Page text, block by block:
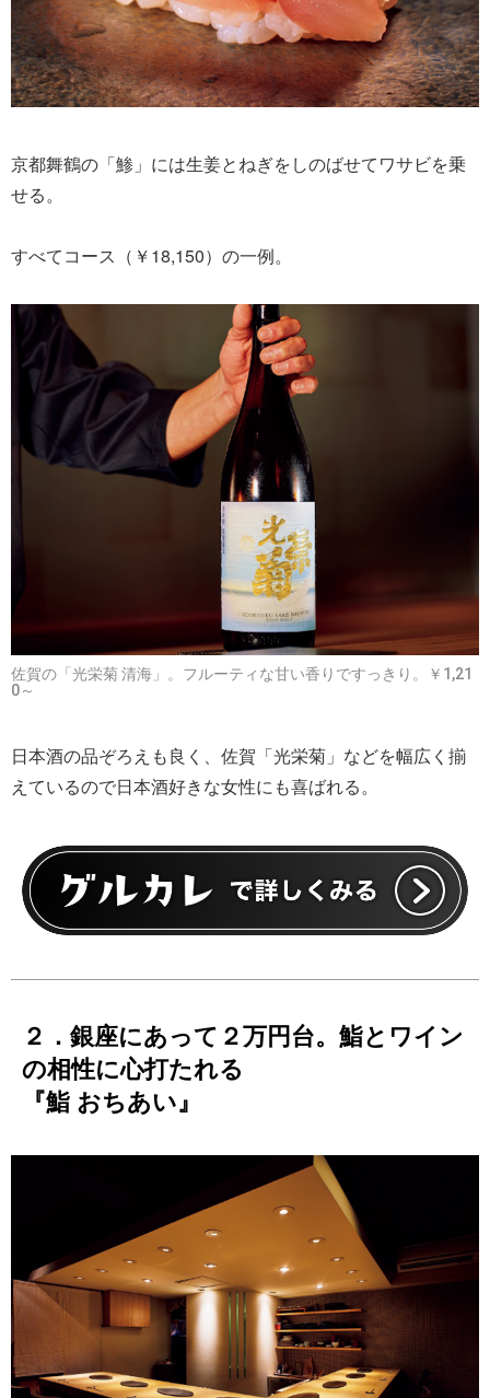
京都舞鶴の「鯵」には生姜とねぎをしのばせてワサビを乗
せる。
すべてコース（￥18,150）の一例。
佐賀の「光栄菊 清海」。フルーティな甘い香りですっきり。￥1,21
0～
日本酒の品ぞろえも良く、佐賀「光栄菊」などを幅広く揃
えているので日本酒好きな女性にも喜ばれる。
２．銀座にあって２万円台。鮨とワイン
の相性に心打たれる
『鮨 おちあい』